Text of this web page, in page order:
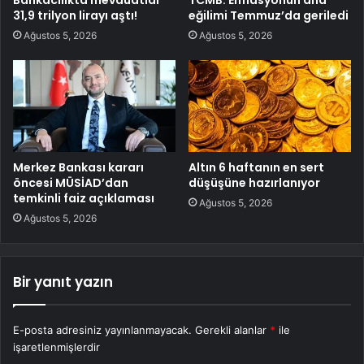
31,9 trilyon lirayı aştı!
Ağustos 5, 2026
eğilimi Temmuz’da geriledi
Ağustos 5, 2026
Merkez Bankası kararı
öncesi MÜSİAD’dan
temkinli faiz açıklaması
Ağustos 5, 2026
Altın 6 haftanın en sert
düşüşüne hazırlanıyor
Ağustos 5, 2026
Bir yanıt yazın
E-posta adresiniz yayınlanmayacak. Gerekli alanlar * ile
işaretlenmişlerdir